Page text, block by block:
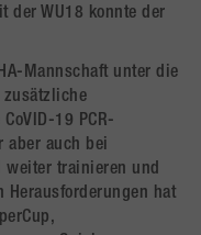
der WU18 konnte der
Mannschaft unter die
19 PCR-
aber auch bei
weiter trainieren und
Herausforderungen hat